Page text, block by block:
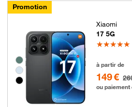
Promotion
Groupe de couleurs disponibles non
Xiaomi
17 5G
à partir de
149 €
ou paiement